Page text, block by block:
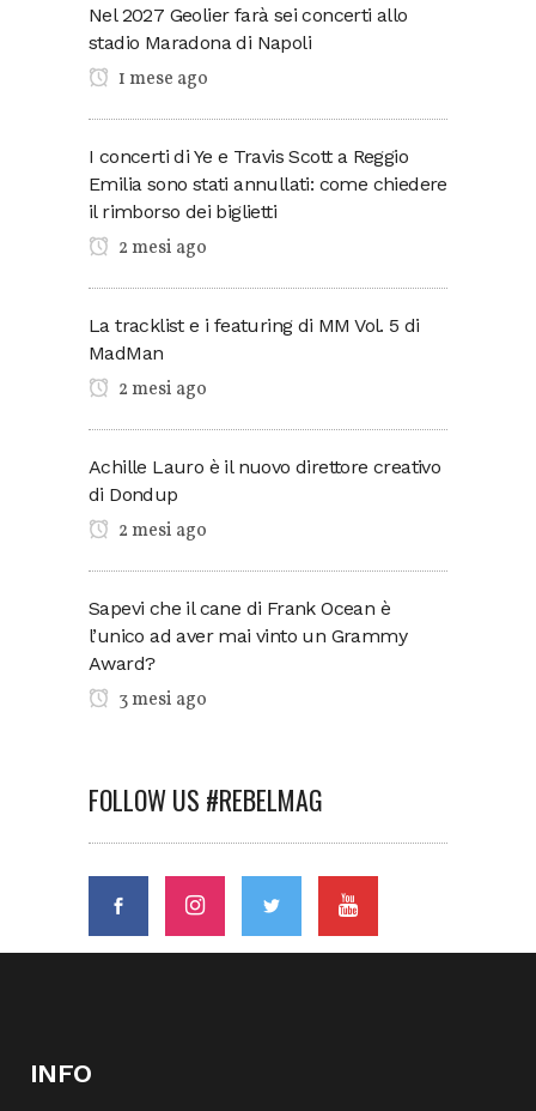
Nel 2027 Geolier farà sei concerti allo
stadio Maradona di Napoli
1 mese ago
I concerti di Ye e Travis Scott a Reggio
Emilia sono stati annullati: come chiedere
il rimborso dei biglietti
2 mesi ago
La tracklist e i featuring di MM Vol. 5 di
MadMan
2 mesi ago
Achille Lauro è il nuovo direttore creativo
di Dondup
2 mesi ago
Sapevi che il cane di Frank Ocean è
l’unico ad aver mai vinto un Grammy
Award?
3 mesi ago
FOLLOW US #REBELMAG
INFO